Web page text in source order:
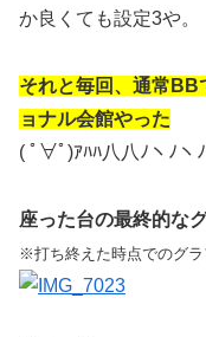
か良くても設定3や。
それと毎回、通常BB
ョナル会館やった
( ﾟ∀ﾟ)ｱﾊﾊ八八ﾉヽﾉヽ
座った台の最終的な
※打ち終えた時点でのグラ